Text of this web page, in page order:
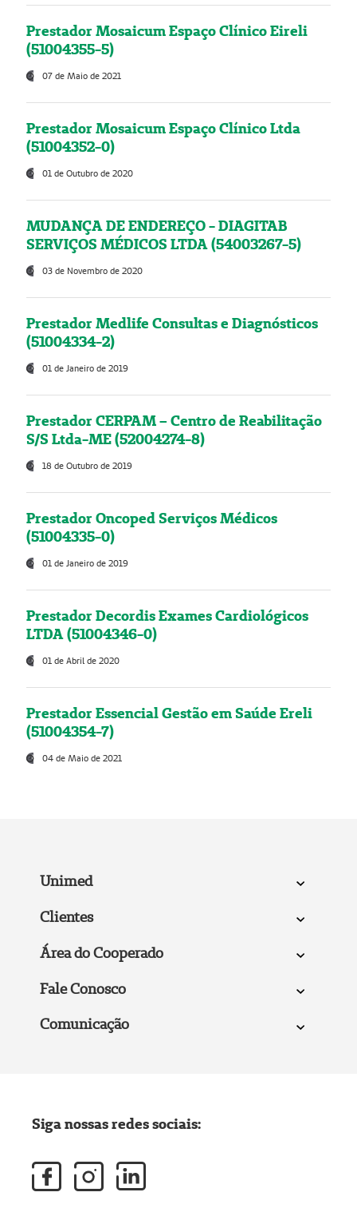
Prestador Mosaicum Espaço Clínico Eireli
(51004355-5)
07 de Maio de 2021
Prestador Mosaicum Espaço Clínico Ltda
(51004352-0)
01 de Outubro de 2020
MUDANÇA DE ENDEREÇO - DIAGITAB
SERVIÇOS MÉDICOS LTDA (54003267-5)
03 de Novembro de 2020
Prestador Medlife Consultas e Diagnósticos
(51004334-2)
01 de Janeiro de 2019
Prestador CERPAM – Centro de Reabilitação
S/S Ltda-ME (52004274-8)
18 de Outubro de 2019
Prestador Oncoped Serviços Médicos
(51004335-0)
01 de Janeiro de 2019
Prestador Decordis Exames Cardiológicos
LTDA (51004346-0)
01 de Abril de 2020
Prestador Essencial Gestão em Saúde Ereli
(51004354-7)
04 de Maio de 2021
Unimed
Clientes
Área do Cooperado
Fale Conosco
Comunicação
Siga nossas redes sociais: